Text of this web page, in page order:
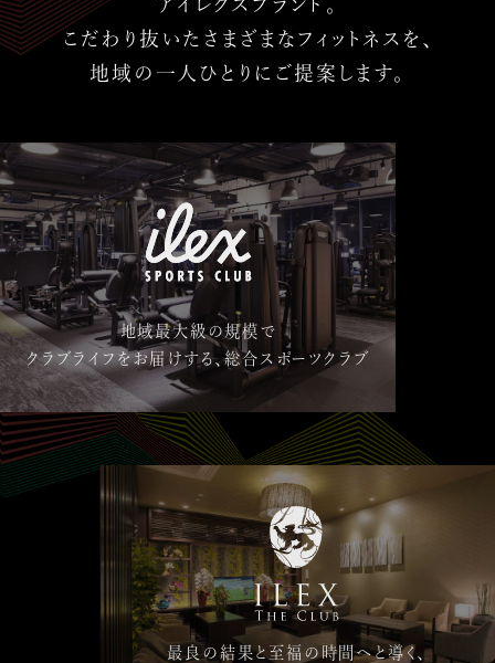
アイレクスブランド。
こだわり抜いたさまざまなフィットネスを、
地域の一人ひとりにご提案します。
地域最大級の規模で
クラブライフをお届けする、総合スポーツクラブ
最良の結果と至福の時間へと導く、